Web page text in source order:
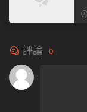
評論 0